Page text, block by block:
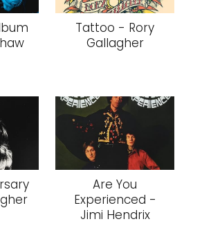
Tattoo - Rory
Gallagher
Are You
Experienced -
Jimi Hendrix